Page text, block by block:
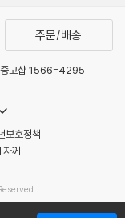
주문/배송
중고샵 1566-4295
보호정책
자께